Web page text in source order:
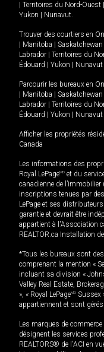
Territoires du Nord-Ouest
Yukon
Nunavut.
Trouver des courtiers en
Manitoba Saskatchewan
Labrador
Territoires du
Édouard
Yukon Nunavut
Parcourir les bureaux en
Manitoba Saskatchewan
Labrador
Territoires du
Édouard
Yukon Nunavut
Afficher les propriétés
Canada
Les informations des
Royal LePageMD et du
canadienne de
inscriptions tenues par
LePage et ses
garantie et devrait être
appartient à l'Association
REALTOR.ca Installation
*Tous les bureaux sont
comprenant la mention «
incluant sa division «
Valley Real Estate,
», « Royal LePageMD Sussex
appartiennent et sont
Les marques de
désignent les services
REALTORS® de l'ACI en